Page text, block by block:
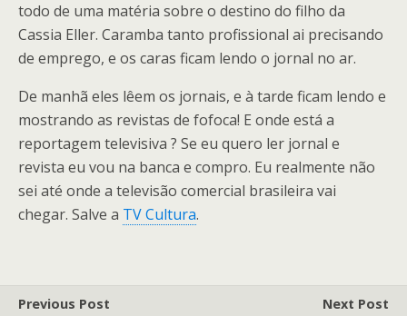
todo de uma matéria sobre o destino do filho da
Cassia Eller. Caramba tanto profissional ai precisando
de emprego, e os caras ficam lendo o jornal no ar.
De manhã eles lêem os jornais, e à tarde ficam lendo e
mostrando as revistas de fofoca! E onde está a
reportagem televisiva ? Se eu quero ler jornal e
revista eu vou na banca e compro. Eu realmente não
sei até onde a televisão comercial brasileira vai
chegar. Salve a TV Cultura.
Previous Post
Next Post